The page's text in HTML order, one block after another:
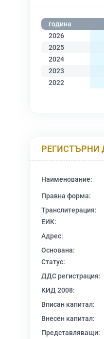
година
2026
2025
2024
2023
2022
РЕГИСТЪРНИ
Наименование:
Правна форма:
Транслитерация:
ЕИК:
Адрес:
Основана:
Статус:
ДДС регистрация:
КИД 2008:
Вписан капитал:
Внесен капитал:
Представляващи: